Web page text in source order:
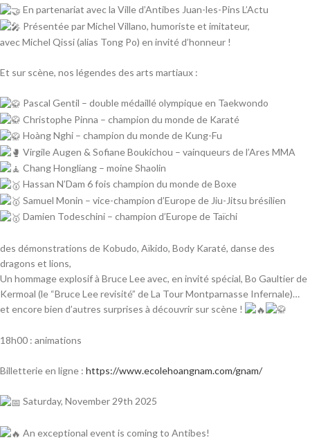
En partenariat avec la Ville d’Antibes Juan-les-Pins L’Actu
Présentée par Michel Villano, humoriste et imitateur,
avec Michel Qissi (alias Tong Po) en invité d’honneur !
Et sur scène, nos légendes des arts martiaux :
Pascal Gentil – double médaillé olympique en Taekwondo
Christophe Pinna – champion du monde de Karaté
Hoàng Nghi – champion du monde de Kung-Fu
Virgile Augen & Sofiane Boukichou – vainqueurs de l’Ares MMA
Chang Hongliang – moine Shaolin
Hassan N’Dam 6 fois champion du monde de Boxe
Samuel Monin – vice-champion d’Europe de Jiu-Jitsu brésilien
Damien Todeschini – champion d’Europe de Taïchi
des démonstrations de Kobudo, Aïkido, Body Karaté, danse des
dragons et lions,
Un hommage explosif à Bruce Lee avec, en invité spécial, Bo Gaultier de
Kermoal (le “Bruce Lee revisité” de La Tour Montparnasse Infernale)…
et encore bien d’autres surprises à découvrir sur scène !
18h00 : animations
Billetterie en ligne : https://www.ecolehoangnam.com/gnam/
Saturday, November 29th 2025
An exceptional event is coming to Antibes!